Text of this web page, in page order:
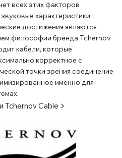
всех этих факторов
характеристики
достижения являются
философии бренда Tchernov
кабели, которые
корректное с
точки зрения соединение
именно для
Tchernov Cable